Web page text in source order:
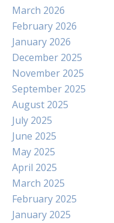
March 2026
February 2026
January 2026
December 2025
November 2025
September 2025
August 2025
July 2025
June 2025
May 2025
April 2025
March 2025
February 2025
January 2025